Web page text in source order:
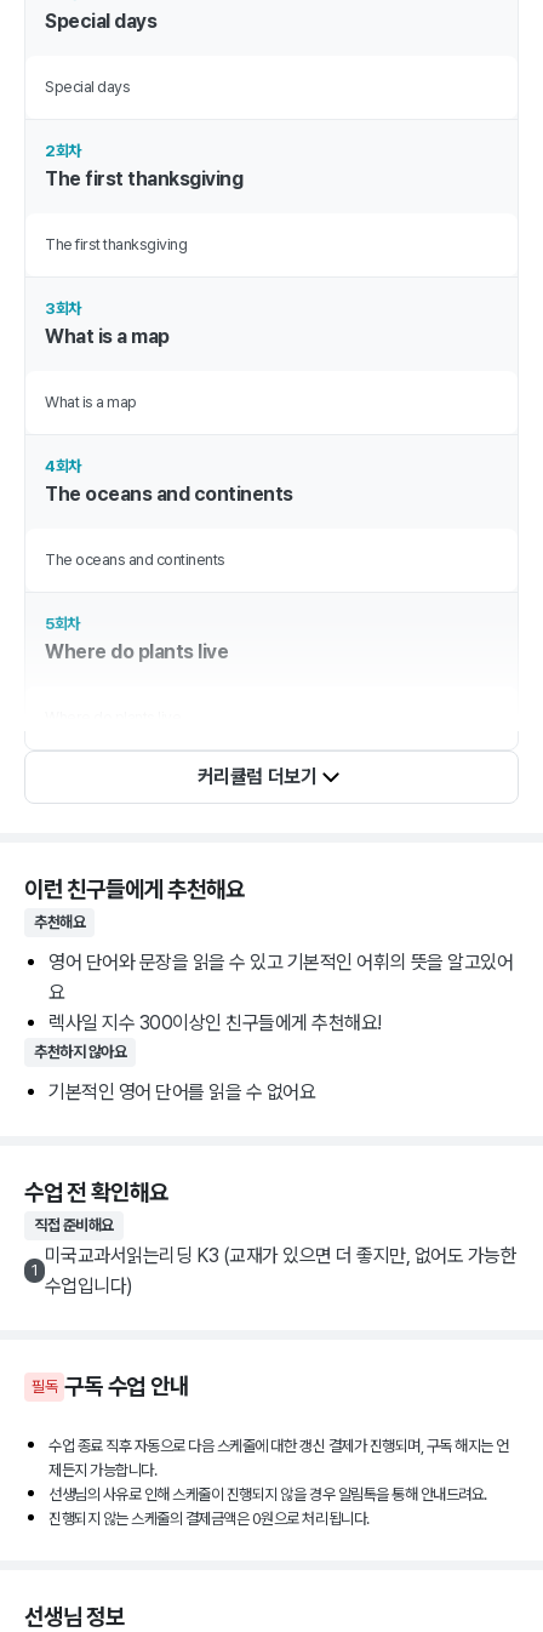
Special days
Special days
2회차
The first thanksgiving
The first thanksgiving
3회차
What is a map
What is a map
4회차
The oceans and continents
The oceans and continents
5회차
Where do plants live
커리큘럼 더보기
이런 친구들에게 추천해요
추천해요
영어 단어와 문장을 읽을 수 있고 기본적인 어휘의 뜻을 알고있어
요
렉사일 지수 300이상인 친구들에게 추천해요!
추천하지 않아요
기본적인 영어 단어를 읽을 수 없어요
수업 전 확인해요
직접 준비해요
1
미국교과서읽는리딩 K3 (교재가 있으면 더 좋지만, 없어도 가능한
수업입니다)
필독 구독수업 안내
수업 종료 직후 자동으로 다음 스케줄에 대한 갱신 결제가 진행되며, 구독 해지는 언
제든지 가능합니다.
선생님의 사유로 인해 스케줄이 진행되지 않을 경우 알림톡을 통해 안내드려요.
진행되지 않는 스케줄의 결제금액은 0원으로 처리됩니다.
선생님 정보